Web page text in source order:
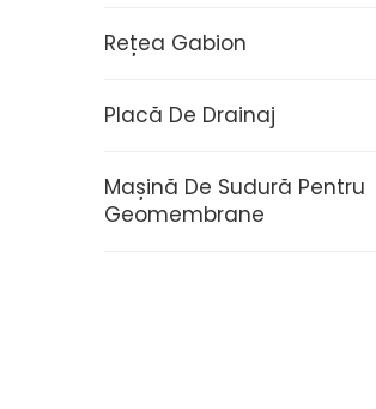
Rețea Gabion
Placă De Drainaj
Mașină De Sudură Pentru
Geomembrane